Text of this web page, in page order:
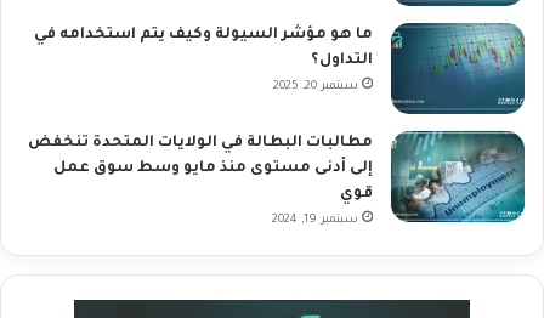
ما هو مؤشر السيولة وكيف يتم استخدامه في
التداول؟
سبتمبر 20, 2025
مطالبات البطالة في الولايات المتحدة تنخفض
إلى أدنى مستوى منذ مايو وسط سوق عمل
قوي
سبتمبر 19, 2024